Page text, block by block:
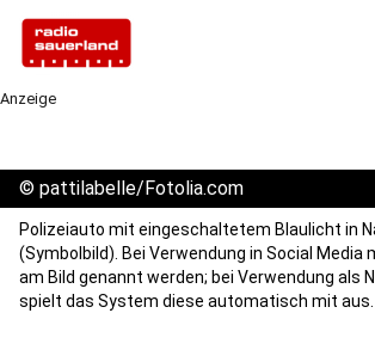
Anzeige
© pattilabelle/Fotolia.com
Polizeiauto mit eingeschaltetem Blaulicht in
(Symbolbild). Bei Verwendung in Social Media
am Bild genannt werden; bei Verwendung als
spielt das System diese automatisch mit aus.